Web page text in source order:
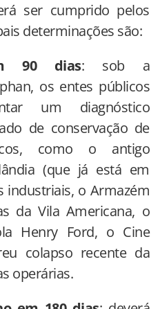
ser cumprido pelos
determinações são:
90 dias: sob a
os entes públicos
um diagnóstico
de conservação de
como o antigo
(que já está em
industriais, o Armazém
da Vila Americana, o
Henry Ford, o Cine
colapso recente da
operárias.